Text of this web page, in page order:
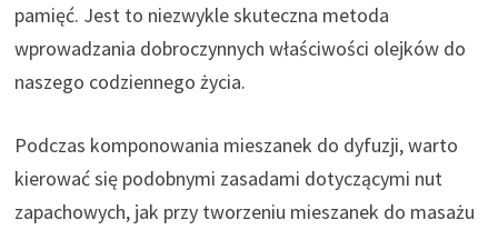
pamięć. Jest to niezwykle skuteczna metoda
wprowadzania dobroczynnych właściwości olejków do
naszego codziennego życia.
Podczas komponowania mieszanek do dyfuzji, warto
kierować się podobnymi zasadami dotyczącymi nut
zapachowych, jak przy tworzeniu mieszanek do masażu